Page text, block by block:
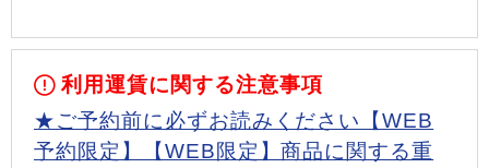
利用運賃に関する注意事項
★ご予約前に必ずお読みください【WEB
予約限定】【WEB限定】商品に関する重